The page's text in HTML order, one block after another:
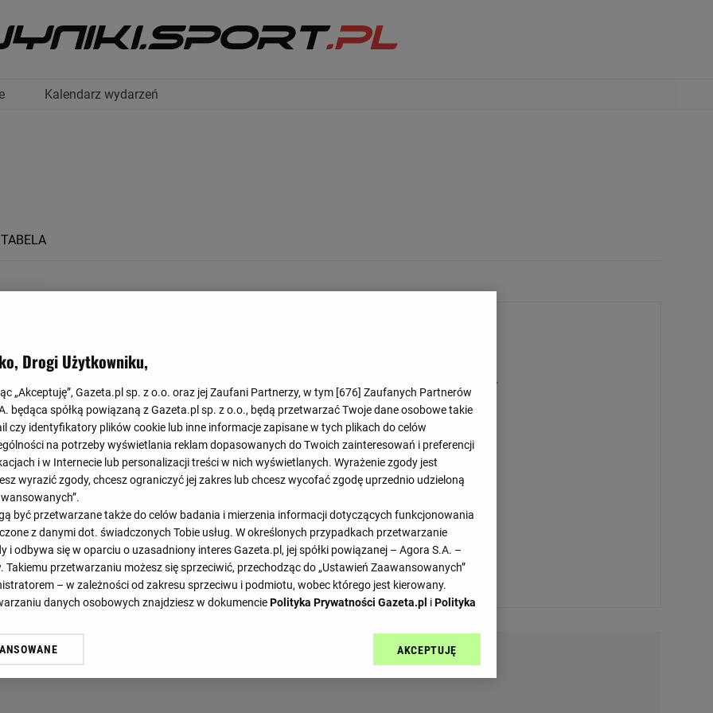
Kalendarz wydarzeń
TABELA
Augsburg
Borussia M'gladbach
Augsburg
Eintracht Frankfurt
Augsburg
Przepraszamy, brak danych.
Drogi Użytkowniku,
„Akceptuję”, Gazeta.pl sp. z o.o. oraz jej Zaufani Partnerzy, w tym [676] Zaufanych Partnerów
będąca spółką powiązaną z Gazeta.pl sp. z o.o., będą przetwarzać Twoje dane osobowe takie
czy identyfikatory plików cookie lub inne informacje zapisane w tych plikach do celów
na potrzeby wyświetlania reklam dopasowanych do Twoich zainteresowań i preferencji
i w Internecie lub personalizacji treści w nich wyświetlanych. Wyrażenie zgody jest
wyrazić zgody, chcesz ograniczyć jej zakres lub chcesz wycofać zgodę uprzednio udzieloną
być przetwarzane także do celów badania i mierzenia informacji dotyczących funkcjonowania
z danymi dot. świadczonych Tobie usług. W określonych przypadkach przetwarzanie
i odbywa się w oparciu o uzasadniony interes Gazeta.pl, jej spółki powiązanej – Agora S.A. –
Takiemu przetwarzaniu możesz się sprzeciwić, przechodząc do „Ustawień Zaawansowanych”
– w zależności od zakresu sprzeciwu i podmiotu, wobec którego jest kierowany.
danych osobowych znajdziesz w dokumenciePolityka Prywatności Gazeta.pl iPolityka
też zgodę na zainstalowanie i przechowywanie plików cookie Gazeta.pl sp. z o.o., jej
AKCEPTUJĘ